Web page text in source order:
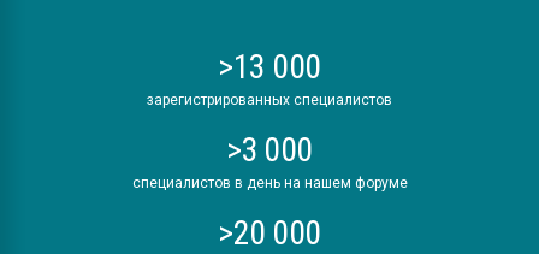
>13 000
зарегистрированных специалистов
>3 000
специалистов в день на нашем форуме
>20 000